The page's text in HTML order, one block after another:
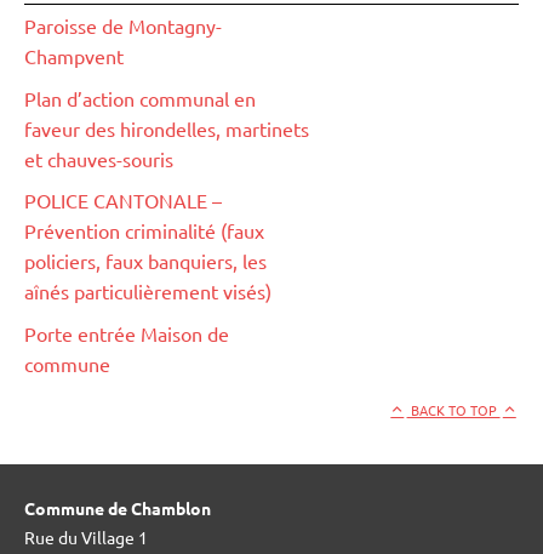
Paroisse de Montagny-
Champvent
Plan d’action communal en
faveur des hirondelles, martinets
et chauves-souris
POLICE CANTONALE –
Prévention criminalité (faux
policiers, faux banquiers, les
aînés particulièrement visés)
Porte entrée Maison de
commune
BACK TO TOP
Commune de Chamblon
Rue du Village 1